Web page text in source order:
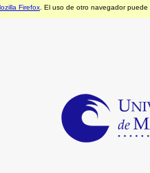
Firefox . El uso de otro navegador